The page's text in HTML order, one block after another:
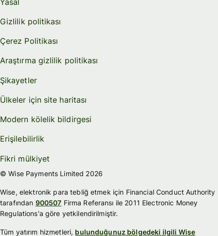
Gizlilik politikası
Çerez Politikası
Araştırma gizlilik politikası
Şikayetler
Ülkeler için site haritası
Modern kölelik bildirgesi
Erişilebilirlik
Fikri mülkiyet
© Wise Payments Limited 2026
Wise, elektronik para tebliğ etmek için Financial Conduct Authority
tarafından 900507 Firma Referansı ile 2011 Electronic Money
Regulations'a göre yetkilendirilmiştir.
Tüm yatırım hizmetleri, bulunduğunuz bölgedeki ilgili Wise